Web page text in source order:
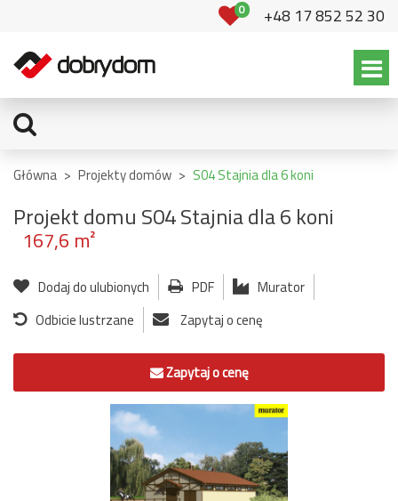
0 +48 17 852 52 30
Główna > Projekty domów > S04 Stajnia dla 6 koni
Projekt domu S04 Stajnia dla 6 koni
167,6 m²
Dodaj do ulubionych PDF
Murator
Odbicie lustrzane
Zapytaj o cenę
Zapytaj o cenę